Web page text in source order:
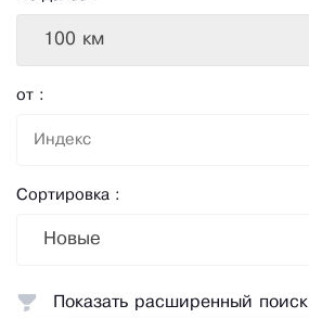
100 км
от :
Сортировка :
Новые
Показать расширенный поиск